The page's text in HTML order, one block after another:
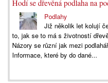
Hodí se dřevěná podlaha na
Podlahy
Již několik let kolují
to, jak se to má s životností
Názory se různí jak mezi
Informace, které by do dané...